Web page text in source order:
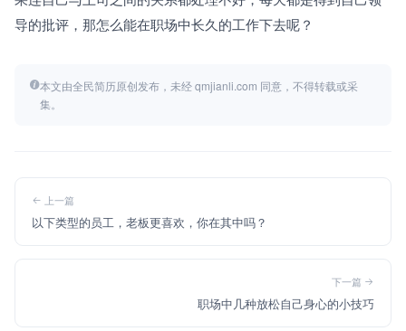
导的批评，那怎么能在职场中长久的工作下去呢？
本文由全民简历原创发布，未经 qmjianli.com 同意，不得转载或采
集。
上一篇
以下类型的员工，老板更喜欢，你在其中吗？
下一篇
职场中几种放松自己身心的小技巧